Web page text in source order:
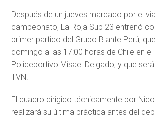
Después de un jueves marcado por el
campeonato, La Roja Sub 23 entrenó
primer partido del Grupo B ante Perú,
domingo a las 17:00 horas de Chile en
Polideportivo Misael Delgado, y que
TVN.
El cuadro dirigido técnicamente por
realizará su última práctica antes del